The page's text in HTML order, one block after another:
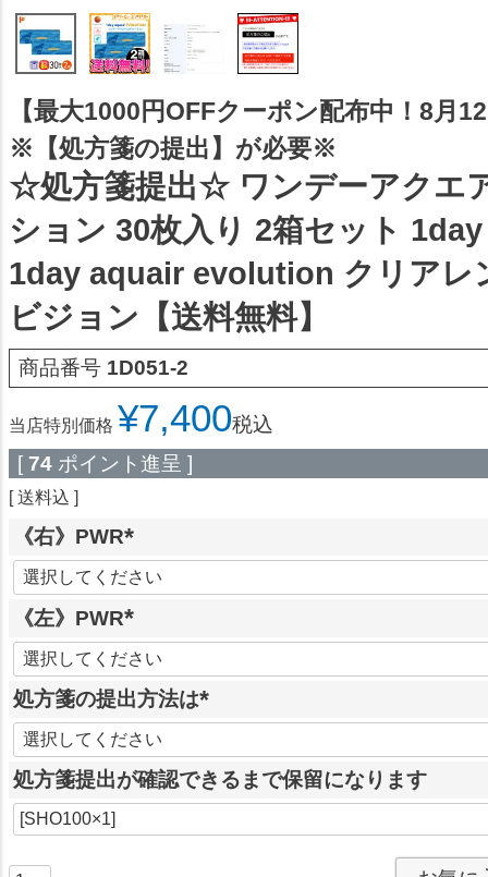
【最大1000円OFFクーポン配布中！8月
※【処方箋の提出】が必要※
☆処方箋提出☆ ワンデーアクエ
ション 30枚入り 2箱セット
1day aquair evolution クリアレ
ビジョン【送料無料】
商品番号 1D051-2
当店特別価格 ¥7,400税込
[ 74 ポイント進呈 ]
送料込
《右》PWR
(
必
須
)
《左》PWR
(
必
須
)
処方箋の提出方法は
(
必
須
)
処方箋提出が確認できるまで保留になります